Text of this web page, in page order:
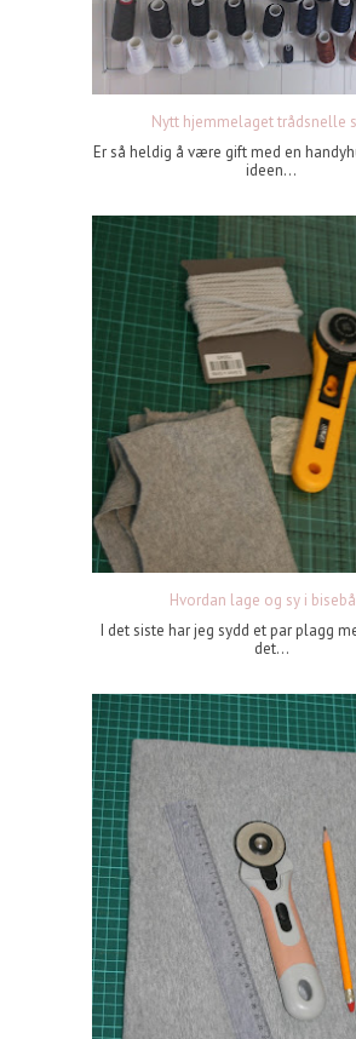
Nytt hjemmelaget trådsnelle
Er så heldig å være gift med en
ideen...
Hvordan lage og sy i
I det siste har jeg sydd et par plagg
det...